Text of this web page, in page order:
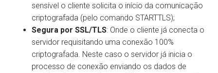
sensível o cliente solicita o início da comunicação
criptografada (pelo comando STARTTLS);
Segura por SSL/TLS: Onde o cliente já conecta o
servidor requisitando uma conexão 100%
criptografada. Neste caso o servidor já inicia o
processo de conexão enviando os dados de